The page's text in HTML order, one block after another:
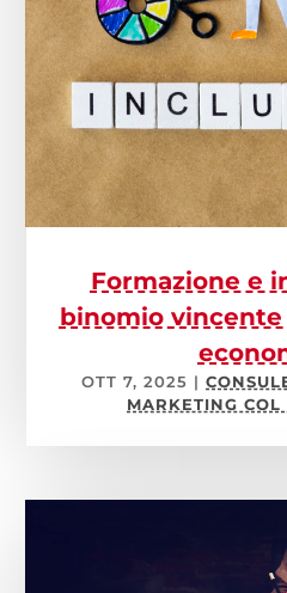
Formazione e
binomio
OTT 7, 2025 |
MARKETING COL